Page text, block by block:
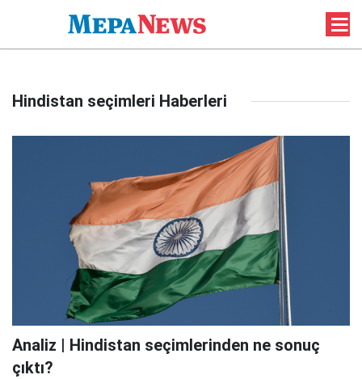
Hindistan seçimleri Haberleri
Analiz | Hindistan seçimlerinden ne sonuç
çıktı?